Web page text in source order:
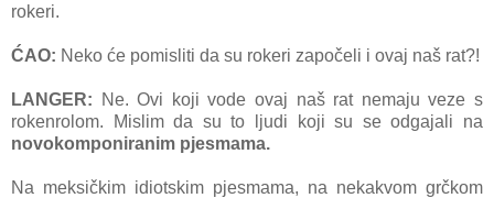
rokeri.
ĆAO: Neko će pomisliti da su rokeri započeli i ovaj naš rat?!
LANGER: Ne. Ovi koji vode ovaj naš rat nemaju veze s
rokenrolom. Mislim da su to ljudi koji su se odgajali na
novokomponiranim pjesmama.
Na meksičkim idiotskim pjesmama, na nekakvom grčkom